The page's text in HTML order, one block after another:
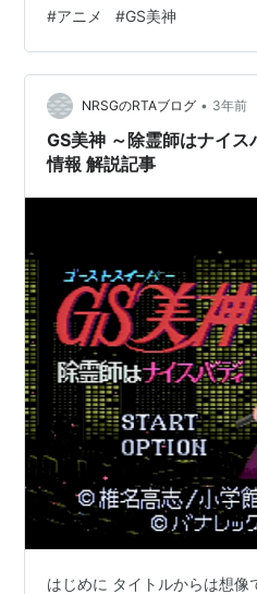
#アニメ #GS美神
NRSGのRTAブログ • 3年前
GS美神 ～除霊師はナイ
情報 解説記事
はじめに タイトルからは想像